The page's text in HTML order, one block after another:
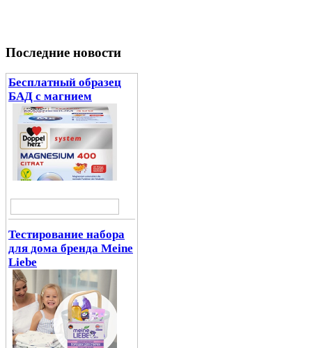
Последние новости
Бесплатный образец
БАД с магнием
Тестирование набора
для дома бренда Meine
Liebe